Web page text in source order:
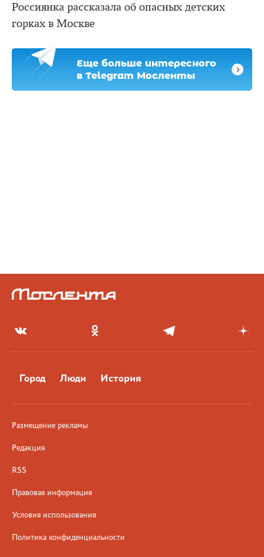
Россиянка рассказала об опасных детских
горках в Москве
Еще больше интересного
в Telegram Мосленты
Город Люди История
Размещение рекламы
Редакция
RSS
Правовая информация
Условия использования
Политика конфиденциальности